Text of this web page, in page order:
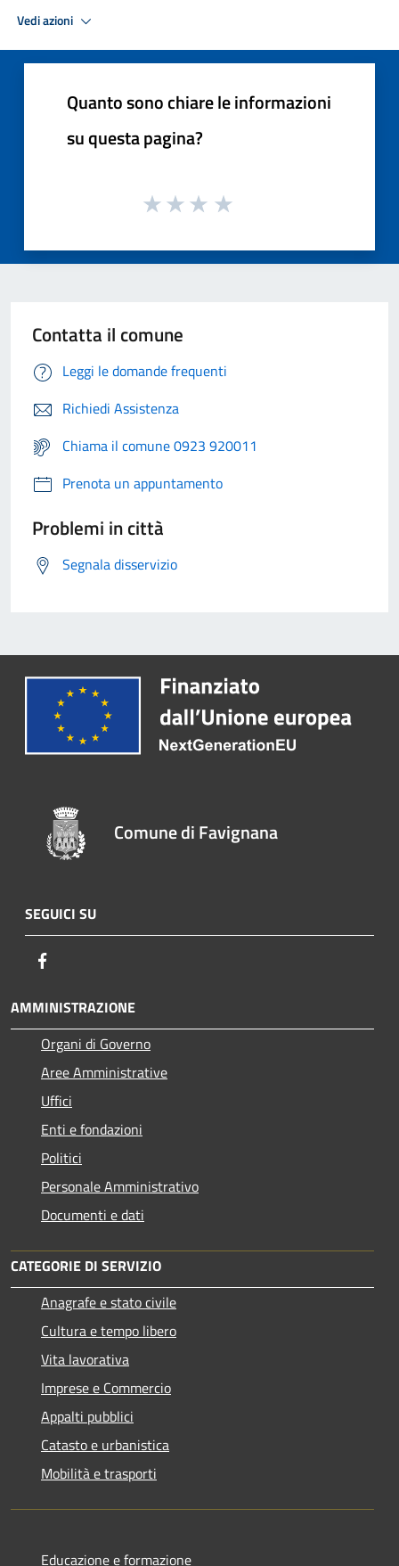
Vedi azioni
Quanto sono chiare le informazioni
su questa pagina?
Contatta il comune
Leggi le domande frequenti
Richiedi Assistenza
Chiama il comune 0923 920011
Prenota un appuntamento
Problemi in città
Segnala disservizio
Comune di Favignana
SEGUICI SU
AMMINISTRAZIONE
Organi di Governo
Aree Amministrative
Uffici
Enti e fondazioni
Politici
Personale Amministrativo
Documenti e dati
CATEGORIE DI SERVIZIO
Anagrafe e stato civile
Cultura e tempo libero
Vita lavorativa
Imprese e Commercio
Appalti pubblici
Catasto e urbanistica
Mobilità e trasporti
Educazione e formazione